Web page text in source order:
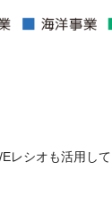
レシオも活用し